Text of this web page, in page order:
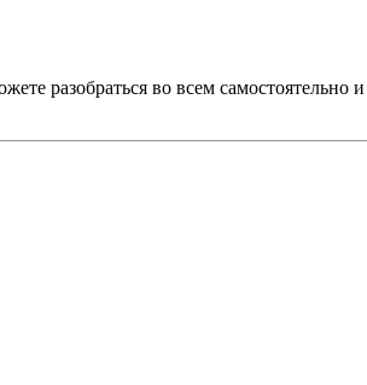
разобраться во всем самостоятельно и